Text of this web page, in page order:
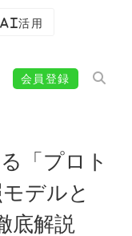
AI活用
会員登録
「プロト
デルと
底解説